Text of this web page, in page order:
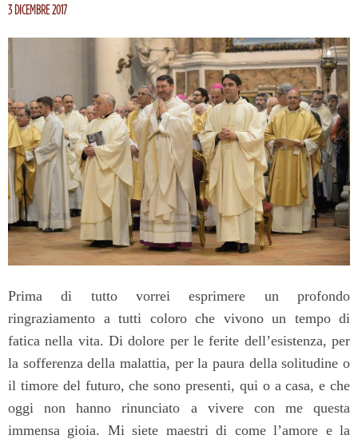
3 DICEMBRE 2017
Prima di tutto vorrei esprimere un profondo
ringraziamento a tutti coloro che vivono un tempo di
fatica nella vita. Di dolore per le ferite dell’esistenza, per
la sofferenza della malattia, per la paura della solitudine o
il timore del futuro, che sono presenti, qui o a casa, e che
oggi non hanno rinunciato a vivere con me questa
immensa gioia. Mi siete maestri di come l’amore e la